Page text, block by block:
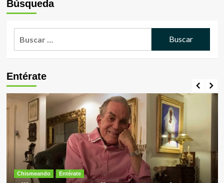
Búsqueda
Entérate
Chismeando Entérate